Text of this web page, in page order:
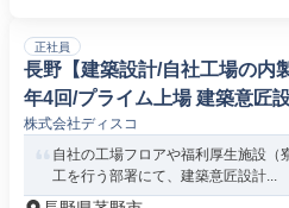
正社員
長野【建築設計/自社工場の内
年4回/プライム上場 建築意匠
株式会社ディスコ
自社の工場フロアや福利厚生施設（
工を行う部署にて、建築意匠設計...